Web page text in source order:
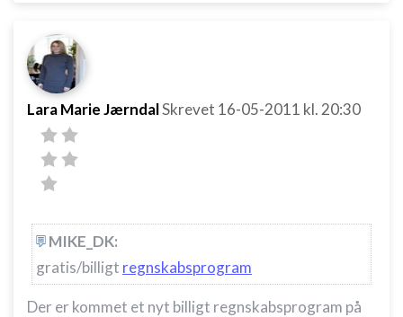
Lara Marie JærndalSkrevet 16-05-2011 kl. 20:30
MIKE_DK:
gratis/billigt regnskabsprogram
Der er kommet et nyt billigt regnskabsprogram på